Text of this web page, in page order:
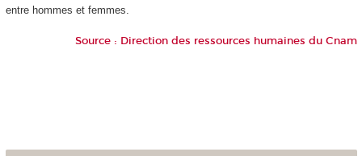
entre hommes et femmes.
Source : Direction des ressources humaines du Cnam